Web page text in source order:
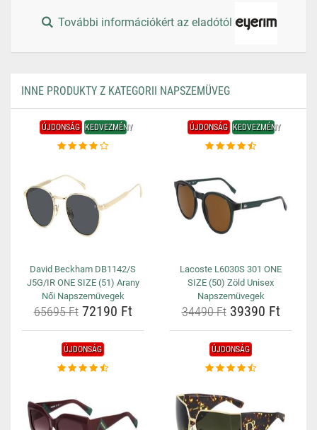
További információkért az eladótól
INNE PRODUKTY Z KATEGORII NAPSZEMÜVEG
ÚJDONSÁG KEDVEZMÉNY
David Beckham DB1142/S
J5G/IR ONE SIZE (51) Arany
Női Napszemüvegek
65695 Ft72190 Ft
ÚJDONSÁG KEDVEZMÉNY
Lacoste L6030S 301 ONE
SIZE (50) Zöld Unisex
Napszemüvegek
34490 Ft39390 Ft
ÚJDONSÁG ÚJDONSÁG